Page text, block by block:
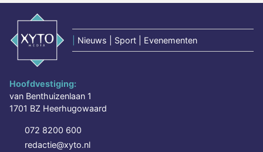
Nieuws | Sport | Evenementen
Hoofdvestiging:
van Benthuizenlaan 1
1701 BZ Heerhugowaard
072 8200 600
redactie@xyto.nl